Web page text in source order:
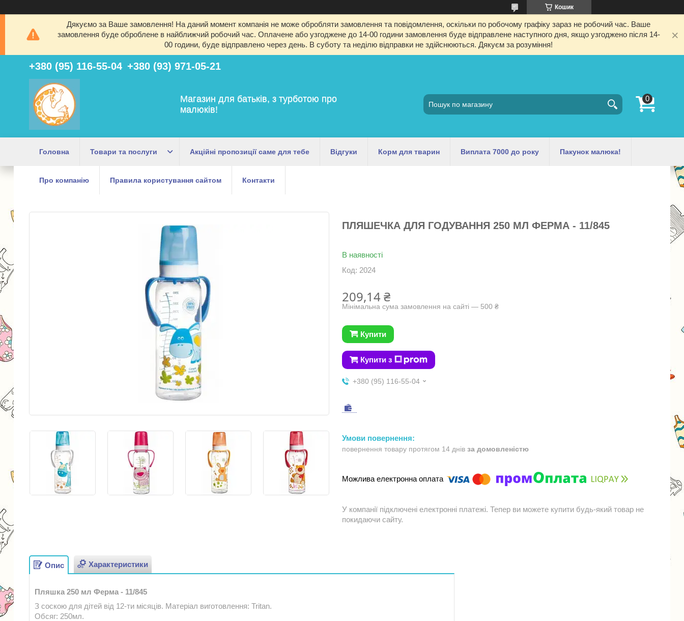
Кошик
Дякуємо за Ваше замовлення! На даний момент компанія не може обробляти замовлення та повідомлення, оскільки по робочому графіку зараз не робочий час. Ваше
замовлення буде оброблене в найближчий робочий час. Оплачене або узгоджене до 14-00 години замовлення буде відправлене наступного дня, якщо узгоджено після 14-
00 години, буде відправлено через день. В суботу та неділю відправки не здійснюються. Дякуєм за розуміння!
+380 (95) 116-55-04 +380 (93) 971-05-21
Магазин для батьків, з турботою про
малюків!
Головна Товари та послуги Акційні пропозиції саме для тебе Відгуки Корм для тварин Виплата 7000 до року Пакунок малюка!
Про компанію Правила користування сайтом Контакти
ПЛЯШЕЧКА ДЛЯ ГОДУВАННЯ 250 МЛ ФЕРМА - 11/845
В наявності
Код: 2024
209,14 ₴
Мінімальна сума замовлення на сайті — 500 ₴
Купити
Купити з
+380 (95) 116-55-04
повернення товару протягом 14 днів за домовленістю
У компанії підключені електронні платежі. Тепер ви можете купити будь-який товар не
покидаючи сайту.
Опис Характеристики
Пляшка 250 мл Ферма - 11/845
З соскою для дітей від 12-ти місяців. Матеріал виготовлення: Tritan.
Обсяг: 250мл.